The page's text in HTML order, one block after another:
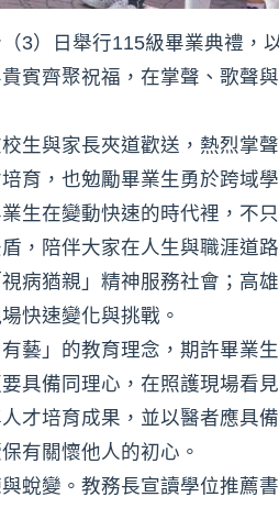
3）日舉行115級畢業典禮，
賓齊聚祝福，在掌聲、歌聲
生與家長夾道歡送，熱烈掌
育，也勉勵畢業生勇於跨域
生在變動快速的時代裡，不
，陪伴大家在人生與職涯道
病猶親」精神服務社會；高
快速變化與挑戰。
藝」的教育理念，期許畢業
具備同理心，在照護現場看
才培育成果，並以醫者應具
有關懷他人的初心。
蛻變。教務長宣讀學位推薦